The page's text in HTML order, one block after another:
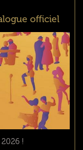
officiel
!